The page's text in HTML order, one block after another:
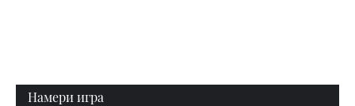
Намери игра